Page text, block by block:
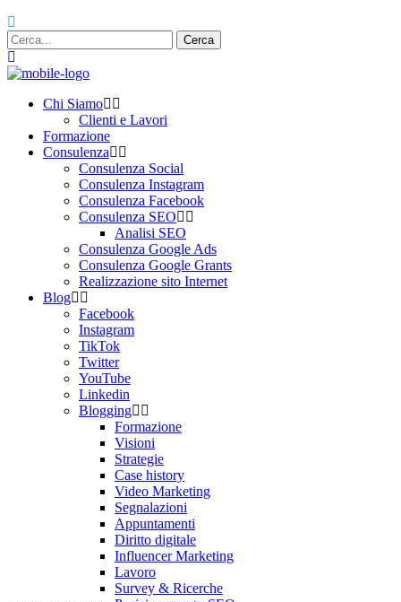
Chi Siamo
Clienti e Lavori
Formazione
Consulenza
Consulenza Social
Consulenza Instagram
Consulenza Facebook
Consulenza SEO
Analisi SEO
Consulenza Google Ads
Consulenza Google Grants
Realizzazione sito Internet
Blog
Facebook
Instagram
TikTok
Twitter
YouTube
Linkedin
Blogging
Formazione
Visioni
Strategie
Case history
Video Marketing
Segnalazioni
Appuntamenti
Diritto digitale
Influencer Marketing
Lavoro
Survey & Ricerche